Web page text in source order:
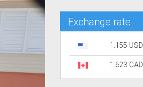
Exchange rate
1.155 USD
1.623 CAD